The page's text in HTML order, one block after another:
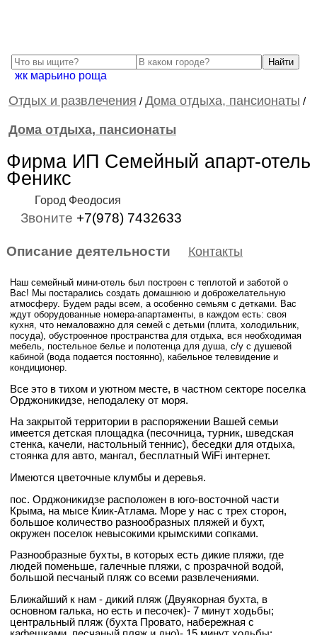
жк марьино роща
Отдых и развлечения / Дома отдыха, пансионаты /
Дома отдыха, пансионаты
Фирма ИП Семейный апарт-отель
Феникс
Город Феодосия
Звоните +7(978) 7432633
Описание деятельности Контакты
Наш семейный мини-отель был построен с теплотой и заботой о
Вас! Мы постарались создать домашнюю и доброжелательную
атмосферу. Будем рады всем, а особенно семьям с детками. Вас
ждут оборудованные номера-апартаменты, в каждом есть: своя
кухня, что немаловажно для семей с детьми (плита, холодильник,
посуда), обустроенное пространства для отдыха, вся необходимая
мебель, постельное белье и полотенца для душа, с/у с душевой
кабиной (вода подается постоянно), кабельное телевидение и
кондиционер.
Все это в тихом и уютном месте, в частном секторе поселка
Орджоникидзе, неподалеку от моря.
На закрытой территории в распоряжении Вашей семьи
имеется детская площадка (песочница, турник, шведская
стенка, качели, настольный теннис), беседки для отдыха,
стоянка для авто, мангал, бесплатный WiFi интернет.
Имеются цветочные клумбы и деревья.
пос. Орджоникидзе расположен в юго-восточной части
Крыма, на мысе Киик-Атлама. Море у нас с трех сторон,
большое количество разнообразных пляжей и бухт,
окружен поселок невысокими крымскими сопками.
Разнообразные бухты, в которых есть дикие пляжи, где
людей поменьше, галечные пляжи, с прозрачной водой,
большой песчаный пляж со всеми развлечениями.
Ближайший к нам - дикий пляж (Двуякорная бухта, в
основном галька, но есть и песочек)- 7 минут ходьбы;
центральный пляж (бухта Провато, набережная с